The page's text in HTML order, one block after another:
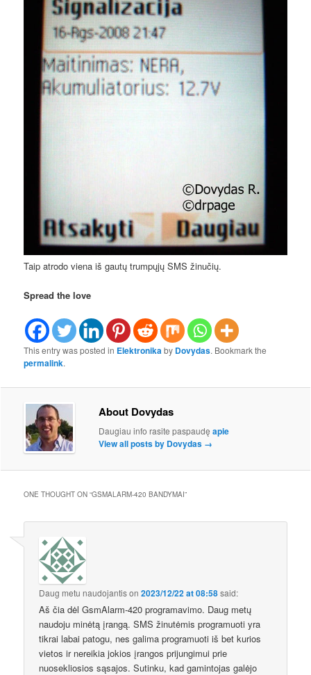
Taip atrodo viena iš gautų trumpųjų SMS žinučių.
Spread the love
This entry was posted in Elektronikaby Dovydas. Bookmark the
permalink.
About Dovydas
Daugiau info rasite paspaudęapie
View all posts by Dovydas →
ONE THOUGHT ON “GSMALARM-420 BANDYMAI”
Daug metu naudojantison2023/12/22 at 08:58said:
Aš čia dėl GsmAlarm-420 programavimo. Daug metų
naudoju minėtą įrangą. SMS žinutėmis programuoti yra
tikrai labai patogu, nes galima programuoti iš bet kurios
vietos ir nereikia jokios įrangos prijungimui prie
nuosekliosios sąsajos. Sutinku, kad gamintojas galėjo